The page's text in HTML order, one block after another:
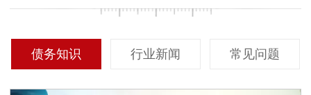
债务知识 行业新闻 常见问题